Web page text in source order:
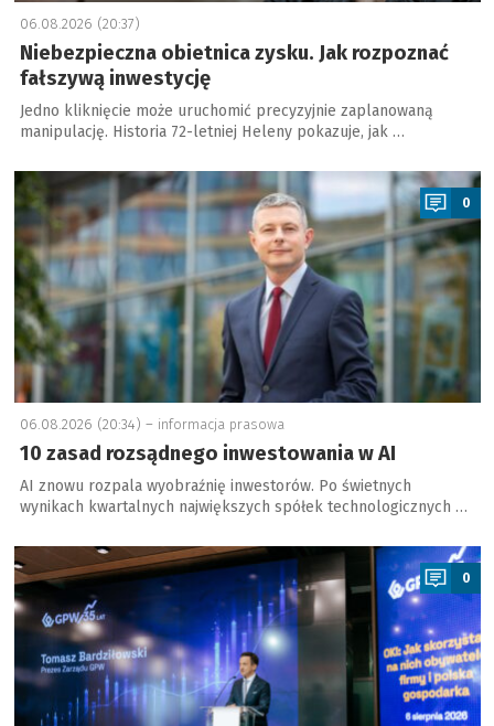
06.08.2026 (20:37)
Niebezpieczna obietnica zysku. Jak rozpoznać
fałszywą inwestycję
Jedno kliknięcie może uruchomić precyzyjnie zaplanowaną
manipulację. Historia 72-letniej Heleny pokazuje, jak …
a
0
06.08.2026 (20:34) – informacja prasowa
10 zasad rozsądnego inwestowania w AI
AI znowu rozpala wyobraźnię inwestorów. Po świetnych
wynikach kwartalnych największych spółek technologicznych …
a
0